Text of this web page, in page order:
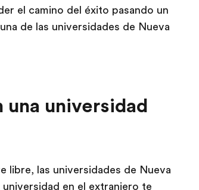
el camino del éxito pasando un
de las universidades de Nueva
una universidad
libre, las universidades de Nueva
en el extranjero te